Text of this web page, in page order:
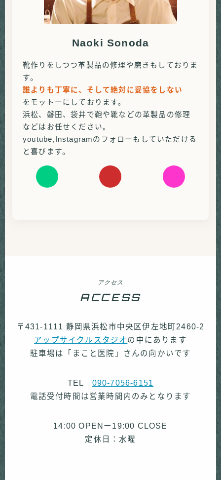
Naoki Sonoda
靴作りをしつつ革製品の修理や磨きもしておりま
す。
誰よりも丁寧に、そして絶対に妥協をしない
をモットーにしております。
浜松、磐田、袋井で鞄や靴などの革製品の修理
などはお任せください。
youtube,Instagramのフォローもしていただける
と喜びます。
ア
イ
コ
ア
イ
コ
ア
イ
コ
アクセス
ACCESS
〒431-1111 静岡県浜松市中央区伊左地町2460-2
アップサイクルスタジオ の中にあります
駐車場は「まこと医院」さんの向かいです
TEL 090-7056-6151
電話受付時間は営業時間内のみとなります
14:00 OPENー19:00 CLOSE
定休日：水曜